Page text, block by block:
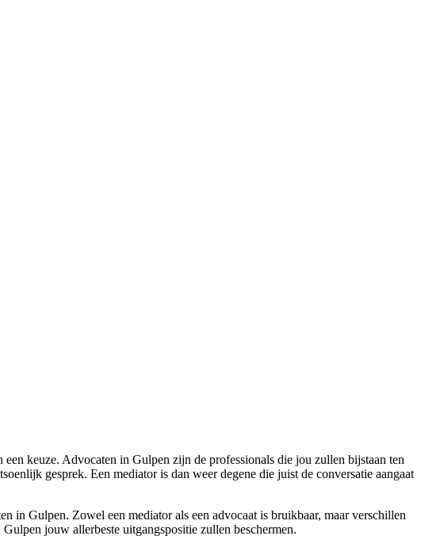
keuze. Advocaten in Gulpen zijn de professionals die jou zullen bijstaan ten
gesprek. Een mediator is dan weer degene die juist de conversatie aangaat
in Gulpen. Zowel een mediator als een advocaat is bruikbaar, maar verschillen
jouw allerbeste uitgangspositie zullen beschermen.